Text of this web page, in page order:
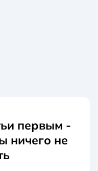
первым -
ничего не